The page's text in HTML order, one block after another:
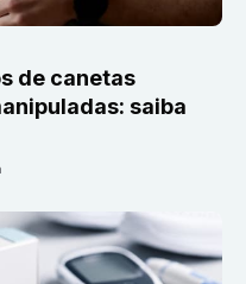
de canetas
saiba